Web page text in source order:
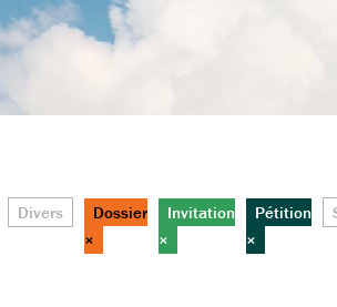
Divers
Dossier
×
Invitation
×
Pétition
×